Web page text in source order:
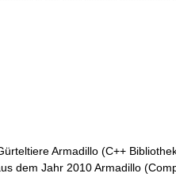
Armadillo (C++
dem Jahr 2010 Armadillo